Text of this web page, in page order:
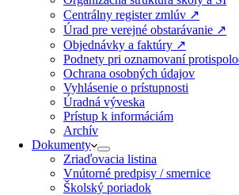
Centrálny register zmlúv ↗️
Úrad pre verejné obstarávanie ↗️
Objednávky a faktúry ↗️
Podnety pri oznamovaní
Ochrana osobných údajov
Vyhlásenie o prístupnosti
Úradná výveska
Prístup k informáciám
Archív
Dokumenty
Zriaďovacia listina
Vnútorné predpisy / smernice
Školský poriadok